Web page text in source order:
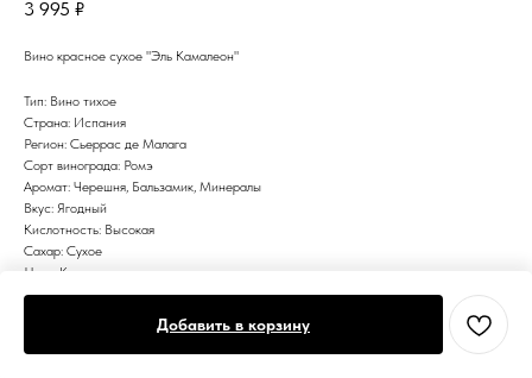
3 995 ₽
Добавить в корзину
Вино красное сухое "Эль Камалеон"
Тип: Вино тихое
Страна: Испания
Регион: Сьеррас де Малага
Сорт винограда: Ромэ
Аромат: Черешня, Бальзамик, Минералы
Вкус: Ягодный
Кислотность: Высокая
Сахар: Сухое
Цвет: Красное